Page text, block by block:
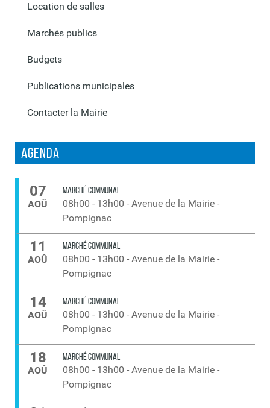
Location de salles
Marchés publics
Budgets
Publications municipales
Contacter la Mairie
Agenda
07
AOÛ
MARCHÉ COMMUNAL
08h00 - 13h00 - Avenue de la Mairie -
Pompignac
11
AOÛ
MARCHÉ COMMUNAL
08h00 - 13h00 - Avenue de la Mairie -
Pompignac
14
AOÛ
MARCHÉ COMMUNAL
08h00 - 13h00 - Avenue de la Mairie -
Pompignac
18
AOÛ
MARCHÉ COMMUNAL
08h00 - 13h00 - Avenue de la Mairie -
Pompignac